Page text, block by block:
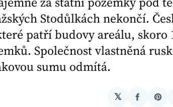
Stodůlkách nekončí.
patří budovy areálu, skoro
Společnost vlastněná
sumu odmítá.
𝕏
Sdílet